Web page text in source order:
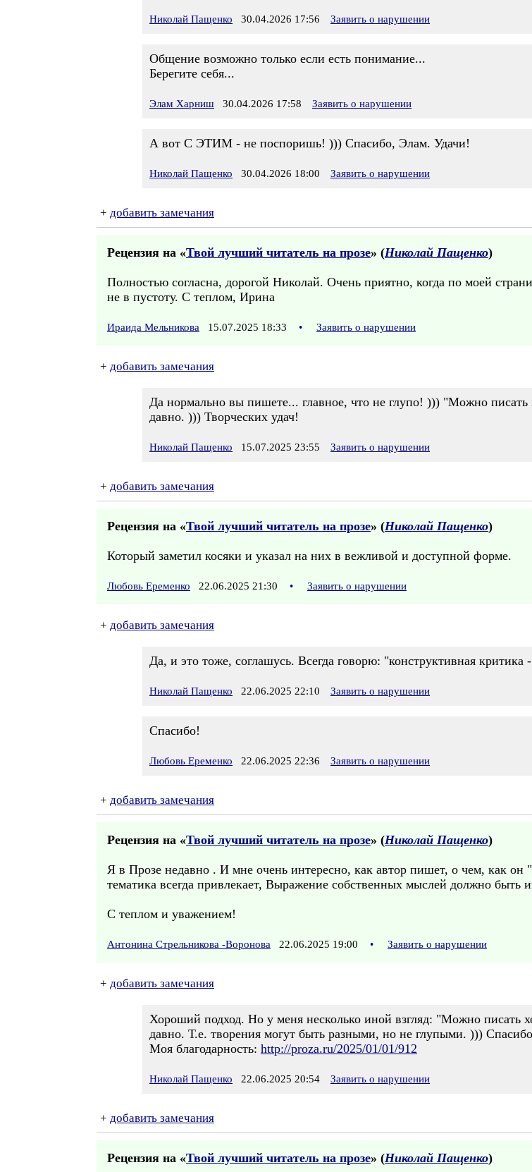
Николай Пащенко 30.04.2026 17:56 Заявить о нарушении
Общение возможно только если есть понимание...
Берегите себя...
Элам Харниш 30.04.2026 17:58 Заявить о нарушении
А вот С ЭТИМ - не поспоришь! ))) Спасибо, Элам. Удачи!
Николай Пащенко 30.04.2026 18:00 Заявить о нарушении
+ добавить замечания
Рецензия на «Твой лучший читатель на прозе» (Николай Пащенко)
Полностью согласна, дорогой Николай. Очень приятно, когда по моей
не в пустоту. С теплом, Ирина
Ираида Мельникова 15.07.2025 18:33 • Заявить о нарушении
+ добавить замечания
Да нормально вы пишете... главное, что не глупо! ))) "Можно
давно. ))) Творческих удач!
Николай Пащенко 15.07.2025 23:55 Заявить о нарушении
+ добавить замечания
Рецензия на «Твой лучший читатель на прозе» (Николай Пащенко)
Который заметил косяки и указал на них в вежливой и доступной форме.
Любовь Еременко 22.06.2025 21:30 • Заявить о нарушении
+ добавить замечания
Да, и это тоже, соглашусь. Всегда говорю: "конструктивная
Николай Пащенко 22.06.2025 22:10 Заявить о нарушении
Спасибо!
Любовь Еременко 22.06.2025 22:36 Заявить о нарушении
+ добавить замечания
Рецензия на «Твой лучший читатель на прозе» (Николай Пащенко)
Я в Прозе недавно . И мне очень интересно, как автор пишет, о чем, как он
тематика всегда привлекает, Выражение собственных мыслей должно
С теплом и уважением!
Антонина Стрельникова -Воронова 22.06.2025 19:00 • Заявить о нарушении
+ добавить замечания
Хороший подход. Но у меня несколько иной взгляд: "Можно писать
давно. Т.е. творения могут быть разными, но не глупыми. )))
Моя благодарность: http://proza.ru/2025/01/01/912
Николай Пащенко 22.06.2025 20:54 Заявить о нарушении
+ добавить замечания
Рецензия на «Твой лучший читатель на прозе» (Николай Пащенко)